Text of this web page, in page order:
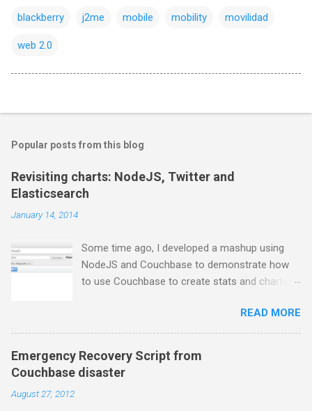
blackberry j2me mobile mobility movilidad
web 2.0
Popular posts from this blog
Revisiting charts: NodeJS, Twitter and
Elasticsearch
January 14, 2014
Some time ago, I developed a mashup using
NodeJS and Couchbase to demonstrate how
to use Couchbase to create stats and charts.
my day-to-day basis, it does not provide any
comfortable way to perform free text search,
so I moved to ElasticSearch for some projects.
In this series of posts I show how to create a
READ MORE
Emergency Recovery Script from
Couchbase disaster
August 27, 2012